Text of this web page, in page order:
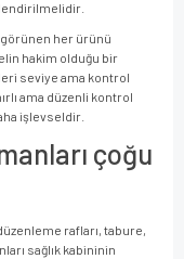
her ürünü
hakim olduğu bir
seviye ama kontrol
ama düzenli kontrol
işlevseldir.
çoğu
rafları, tabure,
sağlık kabininin